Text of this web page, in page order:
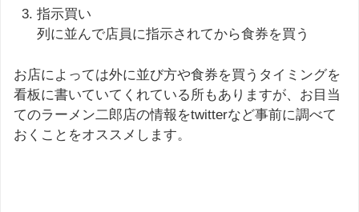
指示買い
列に並んで店員に指示されてから食券を買う
お店によっては外に並び方や食券を買うタイミングを
看板に書いていてくれている所もありますが、お目当
てのラーメン二郎店の情報をtwitterなど事前に調べて
おくことをオススメします。